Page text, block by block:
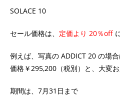
SOLACE 10
セール価格は、 定価より 20％off
例えば、写真の ADDICT 20 の場
価格￥295,200（税別）と、大変お
期間は、7月31日まで